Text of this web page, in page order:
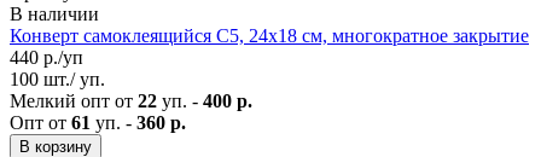
В наличии
Конверт самоклеящийся С5, 24х18 см, многократное закрытие
440 р./уп
100 шт./ уп.
Мелкий опт от 22 уп. - 400 р.
Опт от 61 уп. - 360 р.
В корзину